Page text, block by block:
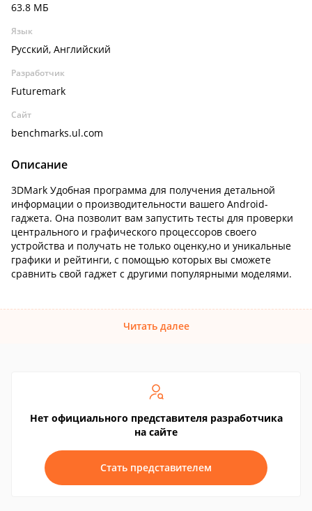
63.8 МБ
Язык
Русский, Английский
Разработчик
Futuremark
Сайт
benchmarks.ul.com
Описание
3DMark Удобная программа для получения детальной
информации о производительности вашего Android-
гаджета. Она позволит вам запустить тесты для проверки
центрального и графического процессоров своего
устройства и получать не только оценку,но и уникальные
графики и рейтинги, с помощью которых вы сможете
сравнить свой гаджет с другими популярными моделями.
Читать далее
Нет официального представителя разработчика
на сайте
Стать представителем